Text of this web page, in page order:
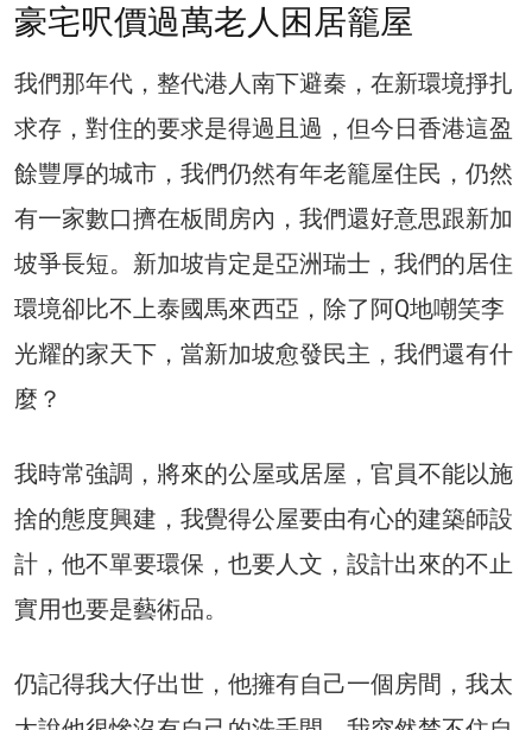
豪宅呎價過萬老人困居籠屋
我們那年代，整代港人南下避秦，在新環境掙扎
求存，對住的要求是得過且過，但今日香港這盈
餘豐厚的城市，我們仍然有年老籠屋住民，仍然
有一家數口擠在板間房內，我們還好意思跟新加
坡爭長短。新加坡肯定是亞洲瑞士，我們的居住
環境卻比不上泰國馬來西亞，除了阿Q地嘲笑李
光耀的家天下，當新加坡愈發民主，我們還有什
麼？
我時常強調，將來的公屋或居屋，官員不能以施
捨的態度興建，我覺得公屋要由有心的建築師設
計，他不單要環保，也要人文，設計出來的不止
實用也要是藝術品。
仍記得我大仔出世，他擁有自己一個房間，我太